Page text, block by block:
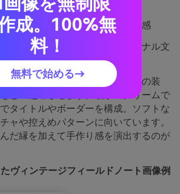
ノスタルジック、暖かい、手作り感
すすめ用途：書籍カバー、ジャーナル文
かなパレット。古い紙やレザーの装
思い起こさせます。暖かいクリームで
タイトルやボーダーを構成。ソフトな
ャや控えめパターンに向いています。
だ縁を加えて手作り感を演出するのが
ヴィンテージフィールドノート画像例
成。100%無
料！
無料で始める→